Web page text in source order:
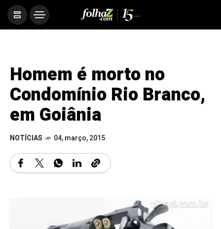
Homem é morto no
Condomínio Rio Branco,
em Goiânia
NOTÍCIAS 04, março, 2015